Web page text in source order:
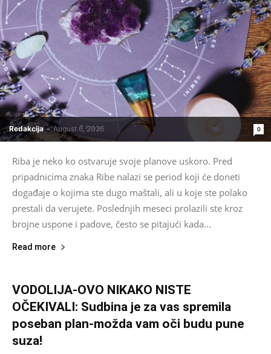
Redakcija - August 6, 2026 0
Riba je neko ko ostvaruje svoje planove uskoro. Pred
pripadnicima znaka Ribe nalazi se period koji će doneti
događaje o kojima ste dugo maštali, ali u koje ste polako
prestali da verujete. Poslednjih meseci prolazili ste kroz
brojne uspone i padove, često se pitajući kada...
Read more
VODOLIJA-OVO NIKAKO NISTE
OČEKIVALI: Sudbina je za vas spremila
poseban plan-možda vam oči budu pune
suza!